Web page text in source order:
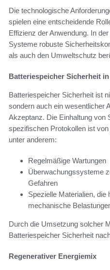
Die technologische
spielen eine entscheidende
Effizienz der Anwendung. In
Systeme robuste
als auch den Umweltschutz
Batteriespeicher Sicherheit
Batteriespeicher Sicherheit ist
sondern auch ein wesentlicher
Akzeptanz. Die Einhaltung von
spezifischen Protokollen ist
unter anderem:
Regelmäßige Wartungen
Überwachungssysteme
Gefahren
Spezielle Materialien, die
mechanische
Durch die Umsetzung solcher
Batteriespeicher Sicherheit
Regenerativer Energiemix